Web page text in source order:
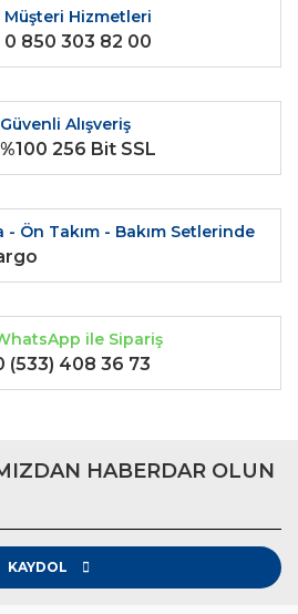
bulunuyor.
daha pahalı.
alternatifler olmalı.
Müşteri Hizmetleri
0 850 303 82 00
Güvenli Alışveriş
%100 256 Bit SSL
- Ön Takım - Bakım Setlerinde
ile Sipariş
(533) 408 36 73
HABERDAR OLUN
KAYDOL